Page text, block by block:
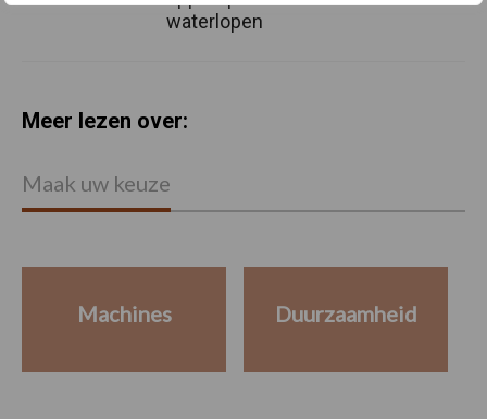
waterlopen
Meer lezen over:
Maak uw keuze
Machines Duurzaamheid